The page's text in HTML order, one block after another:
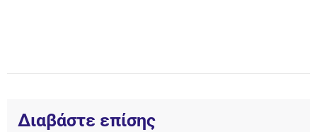
Διαβάστε επίσης